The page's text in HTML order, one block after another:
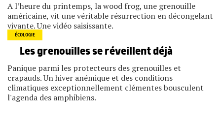
A l’heure du printemps, la wood frog, une grenouille
américaine, vit une véritable résurrection en décongelant
vivante. Une vidéo saisissante.
ÉCOLOGIE
Les grenouilles se réveillent déjà
Panique parmi les protecteurs des grenouilles et
crapauds. Un hiver anémique et des conditions
climatiques exceptionnellement clémentes bousculent
l'agenda des amphibiens.